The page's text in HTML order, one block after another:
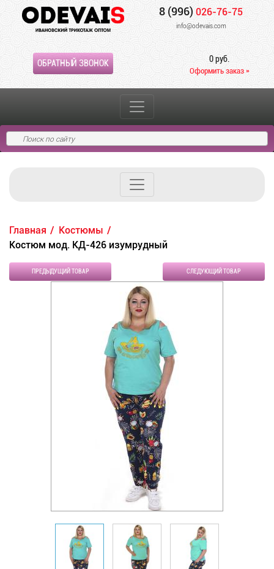
8 (996) 026-76-75
info@odevais.com
ОБРАТНЫЙ ЗВОНОК 0 руб.
Оформить заказ »
Главная
Костюмы
Костюм мод. КД-426 изумрудный
ПРЕДЫДУЩИЙ ТОВАР СЛЕДУЮЩИЙ ТОВАР